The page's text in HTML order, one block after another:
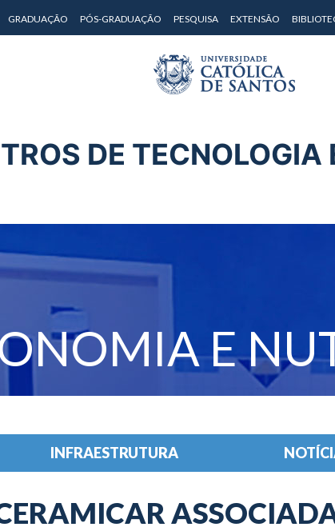
GRADUAÇÃO PÓS-GRADUAÇÃO PESQUISA EXTENSÃO
DE TECNOLOGIA
E
INFRAESTRUTURA